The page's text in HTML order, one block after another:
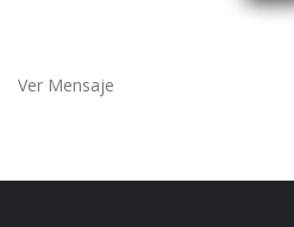
Ver Mensaje